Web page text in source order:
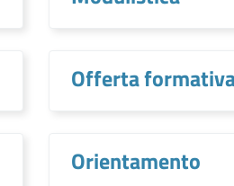
Offerta
Orientamento